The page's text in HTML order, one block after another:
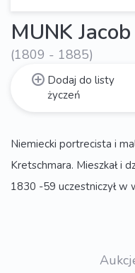
MUNK Jacob
(1809 - 1885)
Dodaj do listy
życzeń
Niemiecki portrecista i
Kretschmara. Mieszkał i
1830 -59 uczestniczył w